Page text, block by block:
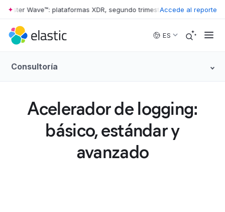
Skip to main content
Wave™: plataformas XDR, segundo trimestre de 2026 • The
Accede al reporte
ES
Consultoría
Acelerador de logging:
básico, estándar y
avanzado